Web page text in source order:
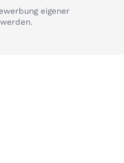
eigener